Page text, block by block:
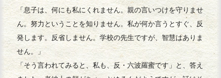
「息子は、何にも私にくれません。親の言いつけを守りませ
ん。努力ということを知りません。私が何か言うとすぐ、反
発します。反省しません。学校の先生ですが、智慧はありま
せん。」
「そう言われてみると、私も、反・六波羅蜜です」と、答え